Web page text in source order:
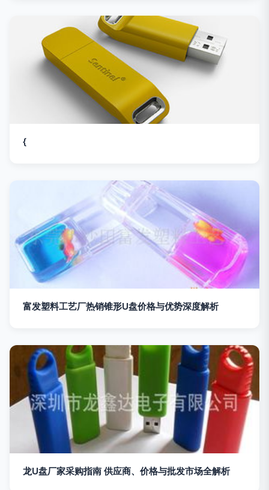
{
富发塑料工艺厂热销锥形U盘价格与优势深度解析
龙U盘厂家采购指南 供应商、价格与批发市场全解析